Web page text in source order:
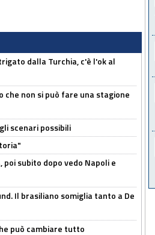
dalla Turchia, c'è l'ok al
che non si può fare una stagione
scenari possibili
subito dopo vedo Napoli e
Il brasiliano somiglia tanto a De
può cambiare tutto